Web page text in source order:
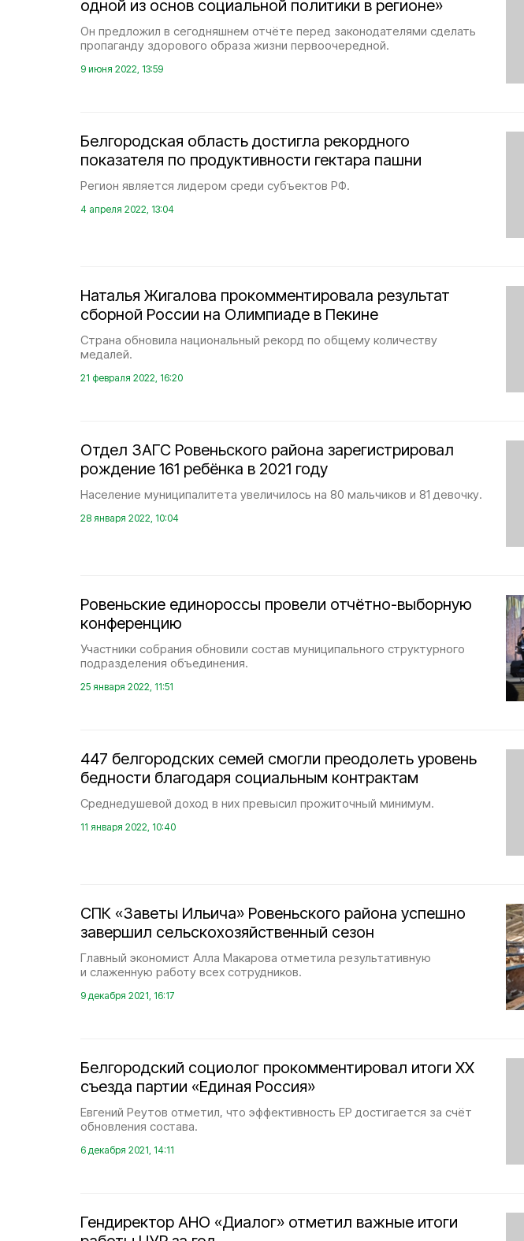
одной из основ социальной политики в регионе»
Он предложил в сегодняшнем отчёте перед законодателями сделать
пропаганду здорового образа жизни первоочередной.
9 июня 2022, 13:59
Белгородская область достигла рекордного
показателя по продуктивности гектара пашни
Регион является лидером среди субъектов РФ.
4 апреля 2022, 13:04
Наталья Жигалова прокомментировала результат
сборной России на Олимпиаде в Пекине
Страна обновила национальный рекорд по общему количеству
медалей.
21 февраля 2022, 16:20
Отдел ЗАГС Ровеньского района зарегистрировал
рождение 161 ребёнка в 2021 году
Население муниципалитета увеличилось на 80 мальчиков и 81 девочку.
28 января 2022, 10:04
Ровеньские единороссы провели отчётно-выборную
конференцию
Участники собрания обновили состав муниципального структурного
подразделения объединения.
25 января 2022, 11:51
447 белгородских семей смогли преодолеть уровень
бедности благодаря социальным контрактам
Среднедушевой доход в них превысил прожиточный минимум.
11 января 2022, 10:40
СПК «Заветы Ильича» Ровеньского района успешно
завершил сельскохозяйственный сезон
Главный экономист Алла Макарова отметила результативную
и слаженную работу всех сотрудников.
9 декабря 2021, 16:17
Белгородский социолог прокомментировал итоги XX
съезда партии «Единая Россия»
Евгений Реутов отметил, что эффективность ЕР достигается за счёт
обновления состава.
6 декабря 2021, 14:11
Гендиректор АНО «Диалог» отметил важные итоги